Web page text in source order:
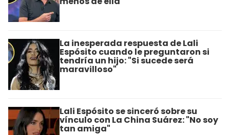
La inesperada respuesta de Lali
Espósito cuando le preguntaron si
tendría un hijo: "Si sucede será
maravilloso"
Lali Espósito se sinceró sobre su
vínculo con La China Suárez: "No soy
tan amiga"